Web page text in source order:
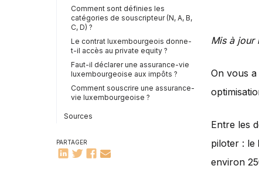
Comment sont définies les
catégories de souscripteur (N, A, B,
C, D) ?
Le contrat luxembourgeois donne-
t-il accès au private equity ?
Faut-il déclarer une assurance-vie
luxembourgeoise aux impôts ?
Comment souscrire une assurance-
vie luxembourgeoise ?
Sources
PARTAGER
Mis à jour
On vous
Entre les
piloter : le
environ